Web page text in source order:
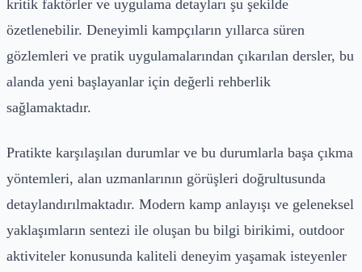
kritik faktörler ve uygulama detayları şu şekilde
özetlenebilir. Deneyimli kampçıların yıllarca süren
gözlemleri ve pratik uygulamalarından çıkarılan dersler, bu
alanda yeni başlayanlar için değerli rehberlik
sağlamaktadır.
Pratikte karşılaşılan durumlar ve bu durumlarla başa çıkma
yöntemleri, alan uzmanlarının görüşleri doğrultusunda
detaylandırılmaktadır. Modern kamp anlayışı ve geleneksel
yaklaşımların sentezi ile oluşan bu bilgi birikimi, outdoor
aktiviteler konusunda kaliteli deneyim yaşamak isteyenler